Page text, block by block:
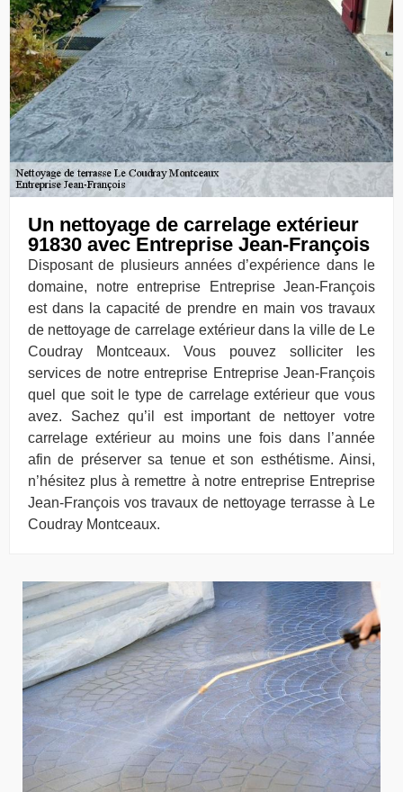
Un nettoyage de carrelage extérieur
91830 avec Entreprise Jean-François
Disposant de plusieurs années d’expérience dans le
domaine, notre entreprise Entreprise Jean-François
est dans la capacité de prendre en main vos travaux
de nettoyage de carrelage extérieur dans la ville de Le
Coudray Montceaux. Vous pouvez solliciter les
services de notre entreprise Entreprise Jean-François
quel que soit le type de carrelage extérieur que vous
avez. Sachez qu’il est important de nettoyer votre
carrelage extérieur au moins une fois dans l’année
afin de préserver sa tenue et son esthétisme. Ainsi,
n’hésitez plus à remettre à notre entreprise Entreprise
Jean-François vos travaux de nettoyage terrasse à Le
Coudray Montceaux.